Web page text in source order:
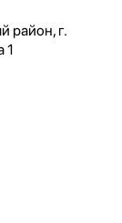
район, г.
1